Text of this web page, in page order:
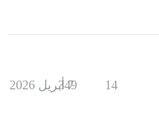
14
349
7 أبريل 2026